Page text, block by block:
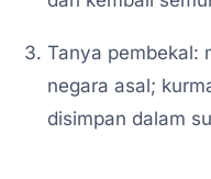
Tanya pembekal:
negara asal;
disimpan dalam